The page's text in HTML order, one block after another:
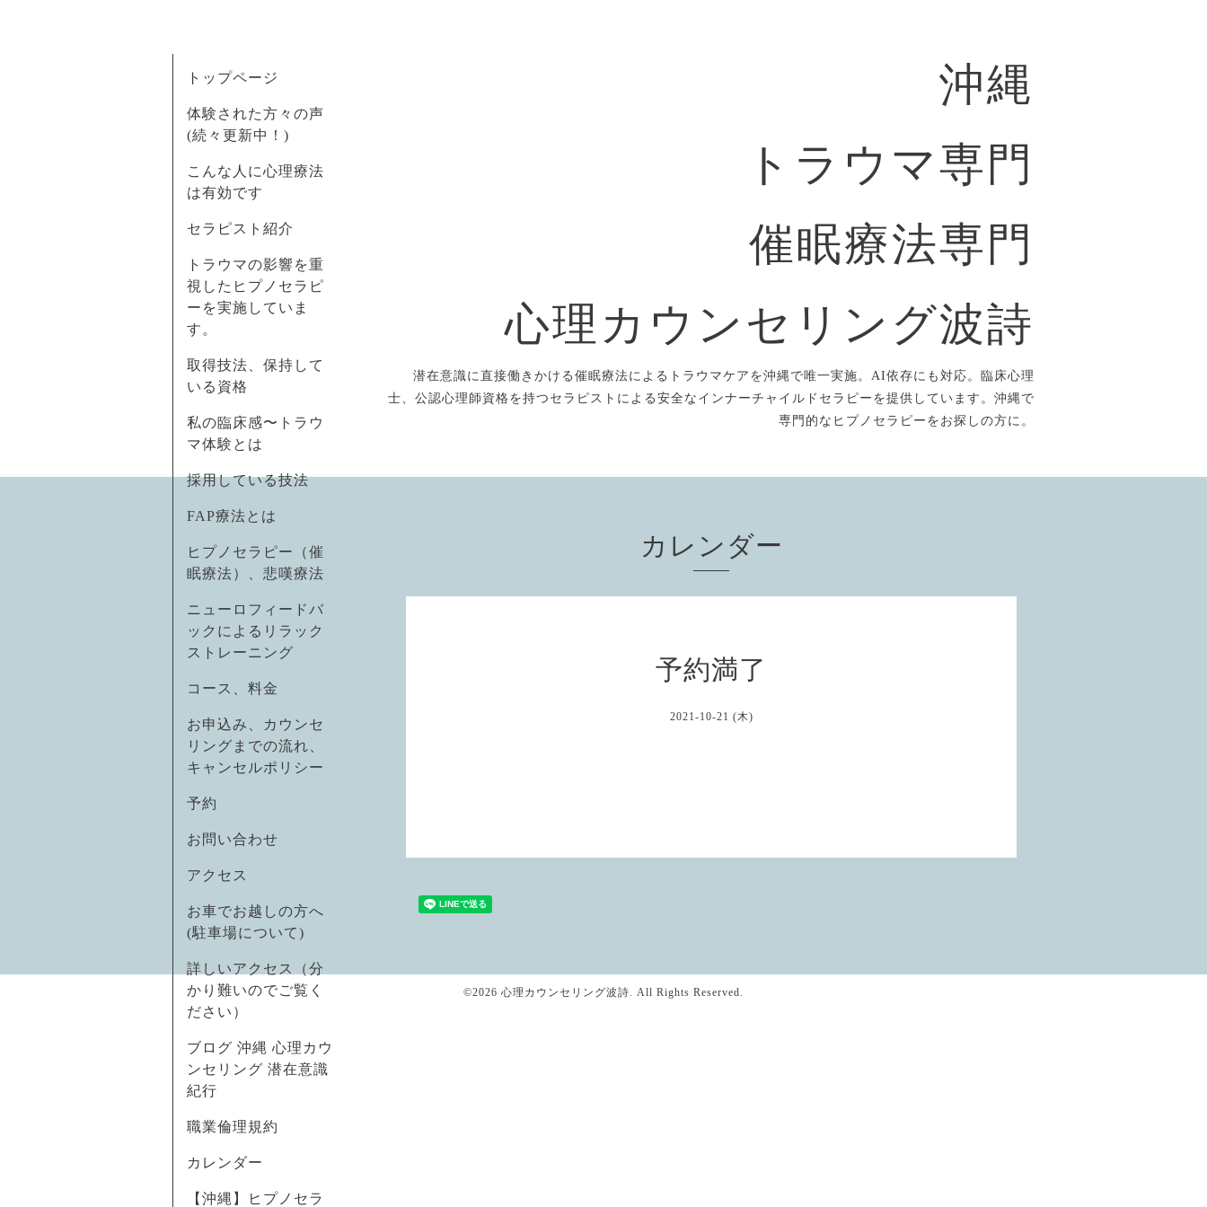
沖縄
トラウマ専門
催眠療法専門
心理カウンセリング波詩
潜在意識に直接働きかける催眠療法によるトラウマケアを沖縄で唯一実施。AI依存にも対応。臨床心理
士、公認心理師資格を持つセラピストによる安全なインナーチャイルドセラピーを提供しています。沖縄で
専門的なヒプノセラピーをお探しの方に。
トップページ
体験された方々の声
(続々更新中！)
こんな人に心理療法
は有効です
セラピスト紹介
トラウマの影響を重
視したヒプノセラピ
ーを実施していま
す。
取得技法、保持して
いる資格
私の臨床感〜トラウ
マ体験とは
採用している技法
FAP療法とは
ヒプノセラピー（催
眠療法）、悲嘆療法
ニューロフィードバ
ックによるリラック
ストレーニング
コース、料金
お申込み、カウンセ
リングまでの流れ、
キャンセルポリシー
予約
お問い合わせ
アクセス
お車でお越しの方へ
(駐車場について)
詳しいアクセス（分
かり難いのでご覧く
ださい）
ブログ 沖縄 心理カウ
ンセリング 潜在意識
紀行
職業倫理規約
カレンダー
【沖縄】ヒプノセラ
カレンダー
予約満了
2021-10-21 (木)
©2026 心理カウンセリング波詩 . All Rights Reserved.